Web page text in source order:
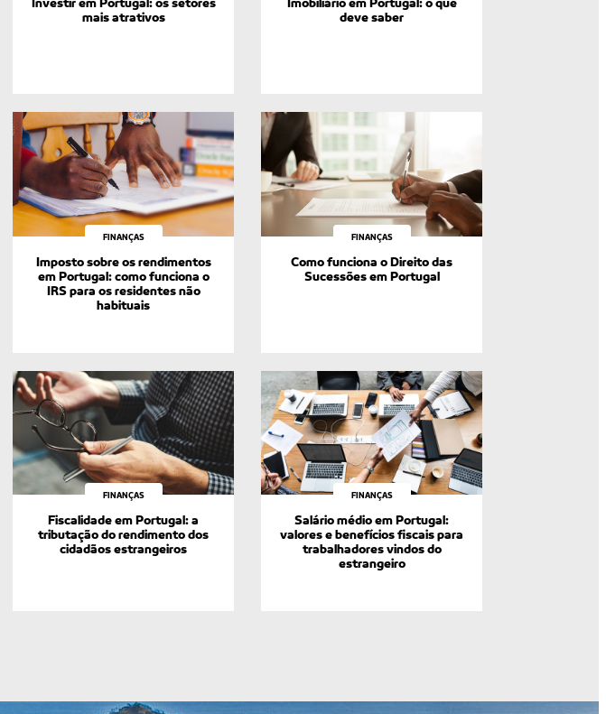
mais atrativos
deve saber
FINANÇAS
Imposto sobre os rendimentos
em Portugal: como funciona o
IRS para os residentes não
habituais
FINANÇAS
Como funciona o Direito das
Sucessões em Portugal
FINANÇAS
Fiscalidade em Portugal: a
tributação do rendimento dos
cidadãos estrangeiros
FINANÇAS
Salário médio em Portugal:
valores e benefícios fiscais para
trabalhadores vindos do
estrangeiro